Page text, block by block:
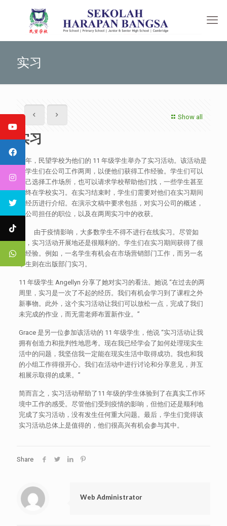
实习
Show all
实习
今年，民望学校为他们的 11 年级学生举办了实习活动。该活动是
让学生们在公司工作两周，以便他们获得工作经验。学生们可以
自己选择工作场所，也可以请求学校帮助他们找，一些学生甚至
最终在学校实习。在实习结束时，学生们需要对他们在实习期间
的经历进行介绍。在演示文稿中要求包括，对实习公司的概述，
在公司担任的职位，以及在两周实习中的收获。
由于疫情影响，大多数学生不得不进行在线实习。尽管如
此，实习活动开展地还是很顺利的。学生们在实习期间获得了很
多经验。例如，一名学生有机会在市场营销部门工作，而另一名
学生则在出版部门实习。
11 年级学生 Angellyn 分享了她对实习的看法。她说 “在过去的两
周里，实习是一次了不起的经历。我们有机会学习到了课程之外
新事物。此外，这个实习活动让我们可以放松一点，完成了我们
未完成的作业，而无需老师布置新作业。”
Grace 是另一位参加该活动的 11 年级学生，他说 “实习活动让我
拥有创造力和批判性地思考。现在我已经学会了如何处理现实生
活中的问题，我坚信我一定能在现实生活中取得成功。我也和我
的小组工作得很开心。我们在活动中进行讨论和分享意见，并互
相展示取得的成果。”
简而言之，实习活动帮助了11 年级的学生体验到了在真实工作环
境中工作的感受。尽管他们受到疫情的影响，但他们还是顺利地
完成了实习活动，没有发生任何重大问题。最后，学生们觉得该
实习活动总体上是值得的，他们很高兴有机会参与其中。
Share
Web Administrator